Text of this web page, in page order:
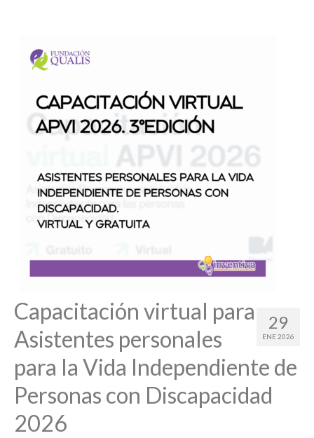
29
ENE 2026
Capacitación virtual para
Asistentes personales
para la Vida Independiente de
Personas con Discapacidad
2026